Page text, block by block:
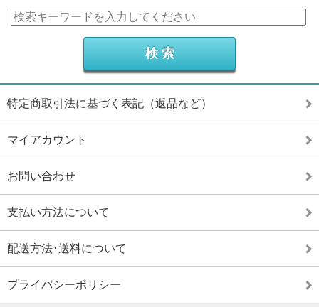
特定商取引法に基づく表記（返品など）
マイアカウント
お問い合わせ
支払い方法について
配送方法･送料について
プライバシーポリシー